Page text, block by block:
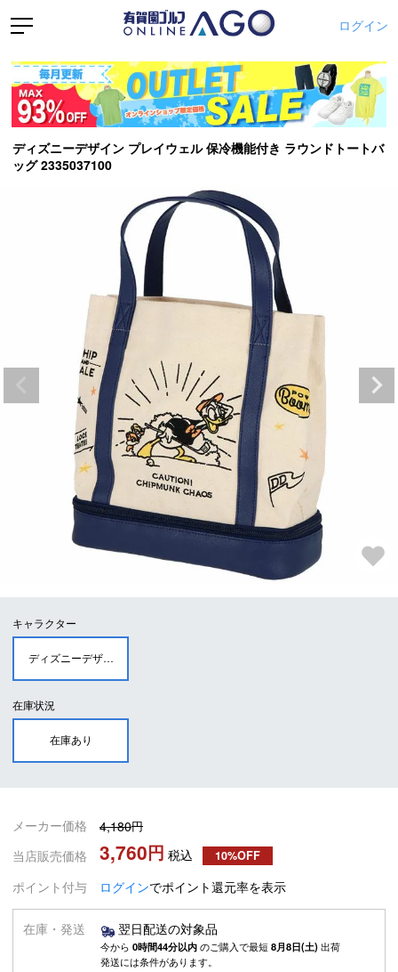
ログイン
ディズニーデザイン プレイウェル 保冷機能付き ラウンドトートバ
ッグ 2335037100
キャラクター
ディズニーデザイン
在庫状況
在庫あり
メーカー価格
4,180
当店販売価格
3,760 税込 10%OFF
ポイント付与 ログインでポイント還元率を表示
在庫・発送 翌日配送の対象品
今から 0時間44分以内のご購入で最短8月8日(土)出荷
発送には条件があります。